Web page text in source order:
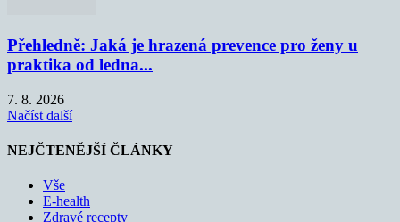
Přehledně: Jaká je hrazená prevence pro ženy u
praktika od ledna...
7. 8. 2026
Načíst další
NEJČTENĚJŠÍ ČLÁNKY
Vše
E-health
Zdravé recepty